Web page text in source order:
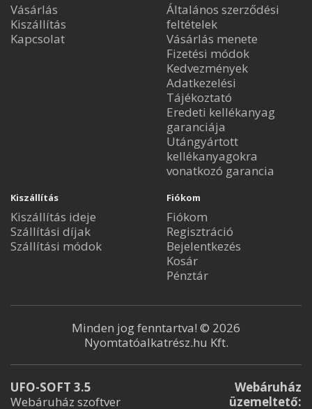
Vásárlás
Kiszállítás
Kapcsolat
Általános szerződési
feltételek
Vásárlás menete
Fizetési módok
Kedvezmények
Adatkezelési
Tájékoztató
Eredeti kellékanyag
garanciája
Utángyártott
kellékanyagokra
vonatkozó garancia
Kiszállítás
Kiszállítás ideje
Szállítási díjak
Szállítási módok
Fiókom
Fiókom
Regisztráció
Bejelentkezés
Kosár
Pénztár
Minden jog fenntartva! © 2026
Nyomtatóalkatrész.hu Kft.
UFO-SOFT 3.5
Webáruház szoftver
Webáruház
üzemeltető: